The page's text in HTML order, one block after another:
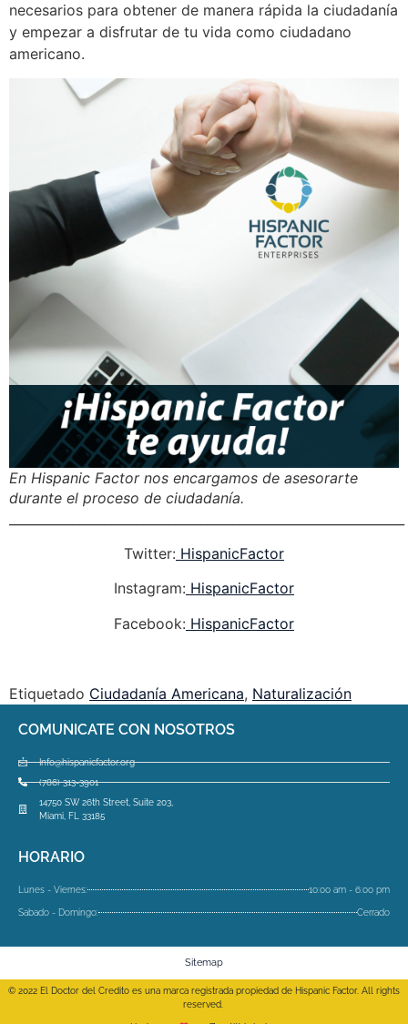
necesarios para obtener de manera rápida la ciudadanía
y empezar a disfrutar de tu vida como ciudadano
americano.
En Hispanic Factor nos encargamos de asesorarte
durante el proceso de ciudadanía.
Twitter: HispanicFactor
Instagram: HispanicFactor
Facebook: HispanicFactor
Etiquetado Ciudadanía Americana, Naturalización
COMUNICATE CON NOSOTROS
Info@hispanicfactor.org
(786) 313-3901
14750 SW 26th Street, Suite 203,
Miami, FL 33185
HORARIO
Lunes - Viernes: 10:00 am - 6:00 pm
Sabado - Domingo: Cerrado
Sitemap
© 2022 El Doctor del Credito es una marca registrada propiedad de Hispanic Factor. All rights
reserved.